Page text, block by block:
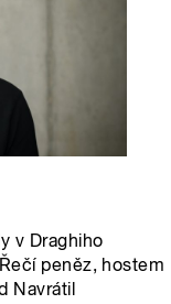
v Draghiho
peněz, hostem
Navrátil